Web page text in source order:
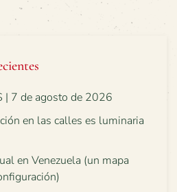
| 7 de agosto de 2026
en las calles es luminaria
en Venezuela (un mapa